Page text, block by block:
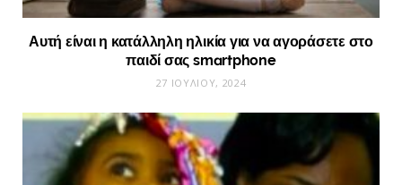
Αυτή είναι η κατάλληλη ηλικία για να αγοράσετε στο
παιδί σας smartphone
27 ΙΟΥΛΊΟΥ, 2024